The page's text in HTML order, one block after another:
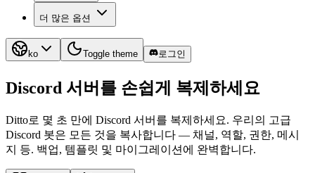
더 많은 옵션
ko Toggle theme 로그인
Discord 서버를 손쉽게 복제하세요
Ditto로 몇 초 만에 Discord 서버를 복제하세요. 우리의 고급
Discord 봇은 모든 것을 복사합니다 — 채널, 역할, 권한, 메시
지 등. 백업, 템플릿 및 마이그레이션에 완벽합니다.